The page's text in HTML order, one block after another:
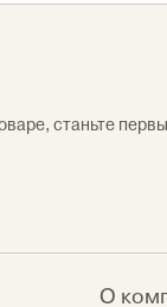
станьте
О